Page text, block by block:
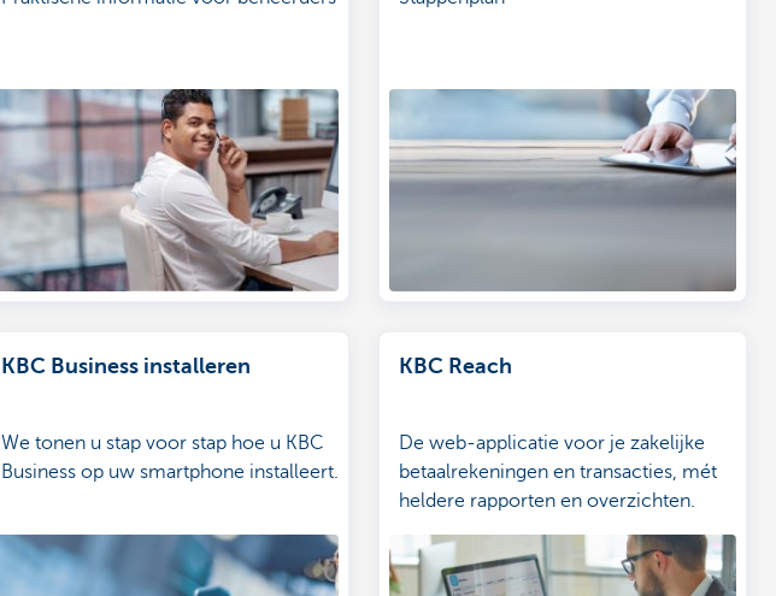
KBC Business installeren
We tonen u stap voor stap hoe u KBC
Business op uw smartphone installeert.
KBC Reach
De web-applicatie voor je zakelijke
betaalrekeningen en transacties, mét
heldere rapporten en overzichten.